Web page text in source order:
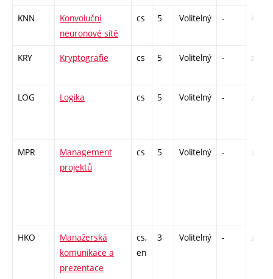
KNN
Konvoluční
neuronové sítě
cs 5 Volitelný - kl
KRY Kryptografie cs 5 Volitelný - zá,zk
LOG Logika cs 5 Volitelný - zá,zk
MPR
Management
projektů
cs 5 Volitelný - zá,zk
HKO
Manažerská
komunikace a
prezentace
cs,
en
3 Volitelný - zá